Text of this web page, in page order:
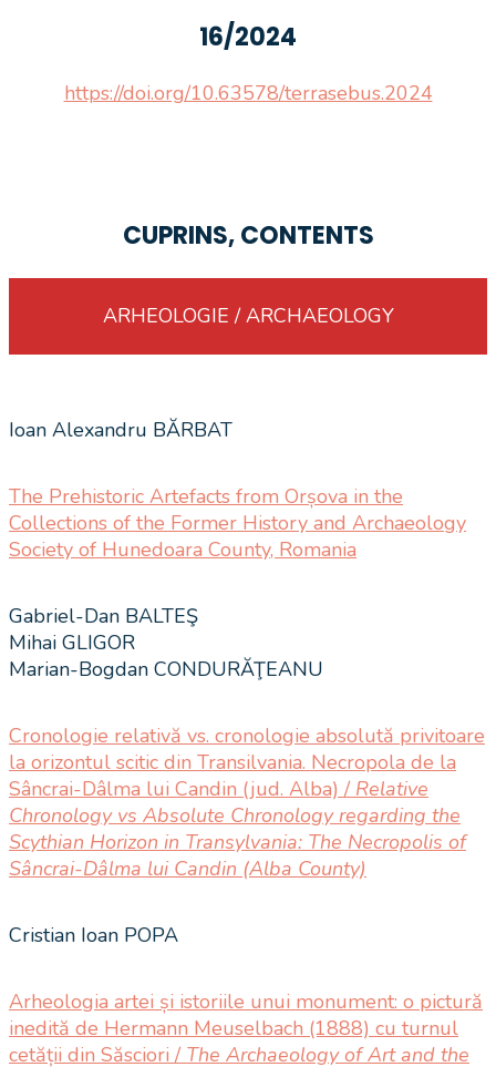
16/2024
https://doi.org/10.63578/terrasebus.2024
CUPRINS, CONTENTS
ARHEOLOGIE / ARCHAEOLOGY
Ioan Alexandru BĂRBAT
The Prehistoric Artefacts from Orșova in the
Collections of the Former History and Archaeology
Society of Hunedoara County, Romania
Gabriel-Dan BALTEŞ
Mihai GLIGOR
Marian-Bogdan CONDURĂŢEANU
Cronologie relativă vs. cronologie absolută privitoare
la orizontul scitic din Transilvania. Necropola de la
Sâncrai-Dâlma lui Candin (jud. Alba) / Relative
Chronology vs Absolute Chronology regarding the
Scythian Horizon in Transylvania: The Necropolis of
Sâncrai-Dâlma lui Candin (Alba County)
Cristian Ioan POPA
Arheologia artei și istoriile unui monument: o pictură
inedită de Hermann Meuselbach (1888) cu turnul
cetății din Săsciori / The Archaeology of Art and the